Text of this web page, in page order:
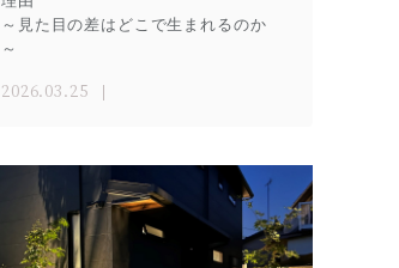
～見た目の差はどこで生まれるのか
～
2026.03.25